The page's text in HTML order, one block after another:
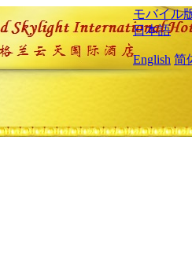
モバイル
日本語
English 简